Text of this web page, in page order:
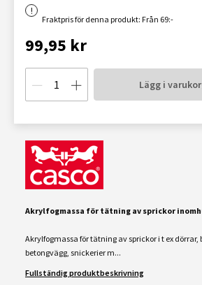
Fraktpris för denna produkt: Från 69:-
99,95 kr
Lägg i
Akrylfogmassa för tätning av sprickor
Akrylfogmassa för tätning av sprickor i t ex
betongvägg, snickerier m...
Fullständig produktbeskrivning